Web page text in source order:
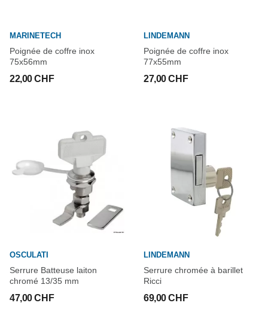
MARINETECH
Poignée de coffre inox
75x56mm
22,00 CHF
LINDEMANN
Poignée de coffre inox
77x55mm
27,00 CHF
OSCULATI
Serrure Batteuse laiton
chromé 13/35 mm
47,00 CHF
LINDEMANN
Serrure chromée à barillet
Ricci
69,00 CHF